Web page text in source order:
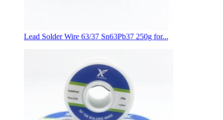
Lead Solder Wire 63/37 Sn63Pb37 250g for...